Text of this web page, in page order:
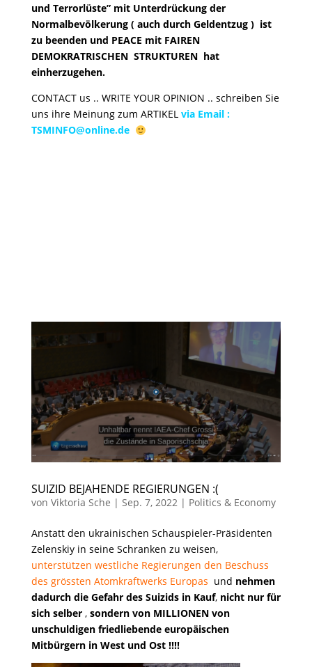
und Terrorlüste” mit Unterdrückung der
Normalbevölkerung ( auch durch Geldentzug ) ist
zu beenden und PEACE mit FAIREN
DEMOKRATRISCHEN STRUKTUREN hat
einherzugehen.
CONTACT us .. WRITE YOUR OPINION .. schreiben Sie
uns ihre Meinung zum ARTIKEL via Email :
TSMINFO@online.de
SUIZID BEJAHENDE REGIERUNGEN :(
von Viktoria Sche | Sep. 7, 2022| Politics & Economy
Anstatt den ukrainischen Schauspieler-Präsidenten
Zelenskiy in seine Schranken zu weisen,
unterstützen westliche Regierungen den Beschuss
des grössten Atomkraftwerks Europas und nehmen
dadurch die Gefahr des Suizids in Kauf, nicht nur für
sich selber, sondern von MILLIONEN von
unschuldigen friedliebende europäischen
Mitbürgern in West und Ost !!!!